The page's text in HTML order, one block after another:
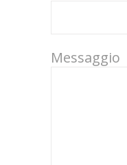
Messaggio